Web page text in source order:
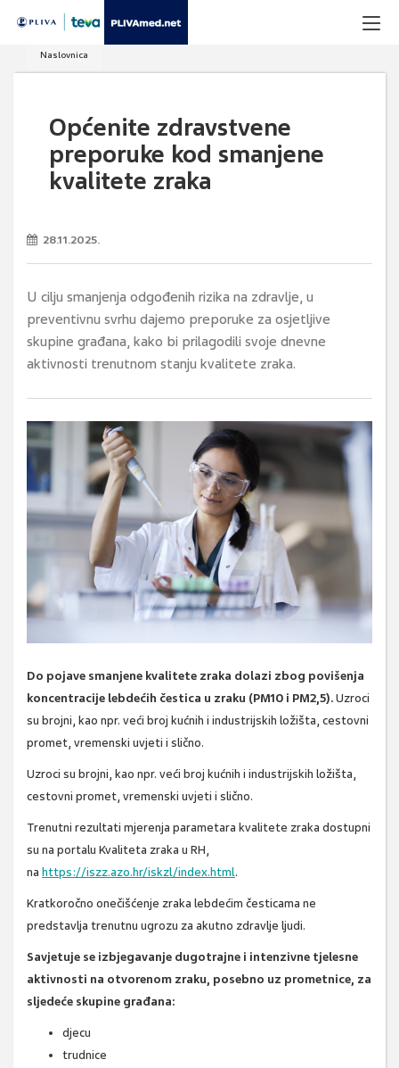
Naslovnica
Općenite zdravstvene
preporuke kod smanjene
kvalitete zraka
28.11.2025.
U cilju smanjenja odgođenih rizika na zdravlje, u
preventivnu svrhu dajemo preporuke za osjetljive
skupine građana, kako bi prilagodili svoje dnevne
aktivnosti trenutnom stanju kvalitete zraka.
Do pojave smanjene kvalitete zraka dolazi zbog povišenja
koncentracije lebdećih čestica u zraku (PM10 i PM2,5).Uzroci
su brojni, kao npr. veći broj kućnih i industrijskih ložišta, cestovni
promet, vremenski uvjeti i slično.
Uzroci su brojni, kao npr. veći broj kućnih i industrijskih ložišta,
cestovni promet, vremenski uvjeti i slično.
Trenutni rezultati mjerenja parametara kvalitete zraka dostupni
su na portalu Kvaliteta zraka u RH,
na https://iszz.azo.hr/iskzl/index.html.
Kratkoročno onečišćenje zraka lebdećim česticama ne
predstavlja trenutnu ugrozu za akutno zdravlje ljudi.
Savjetuje se izbjegavanje dugotrajne i intenzivne tjelesne
aktivnosti na otvorenom zraku, posebno uz prometnice, za
sljedeće skupine građana:
djecu
trudnice